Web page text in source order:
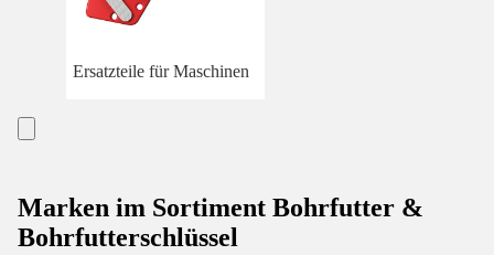
Ersatzteile für Maschinen
Marken im Sortiment Bohrfutter &
Bohrfutterschlüssel